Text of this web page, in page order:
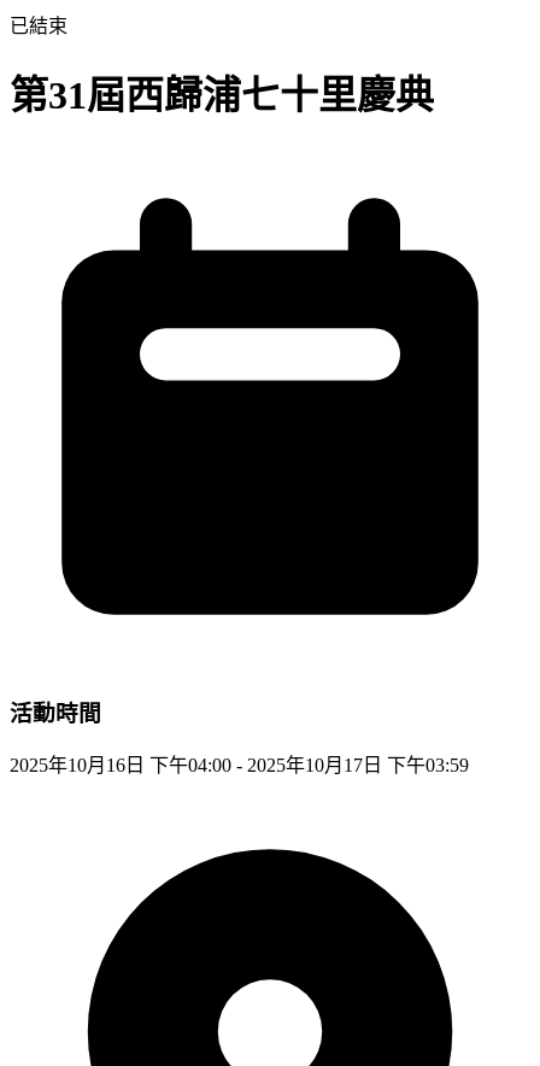
已結束
第31屆西歸浦七十里慶典
活動時間
2025年10月16日 下午04:00 - 2025年10月17日 下午03:59